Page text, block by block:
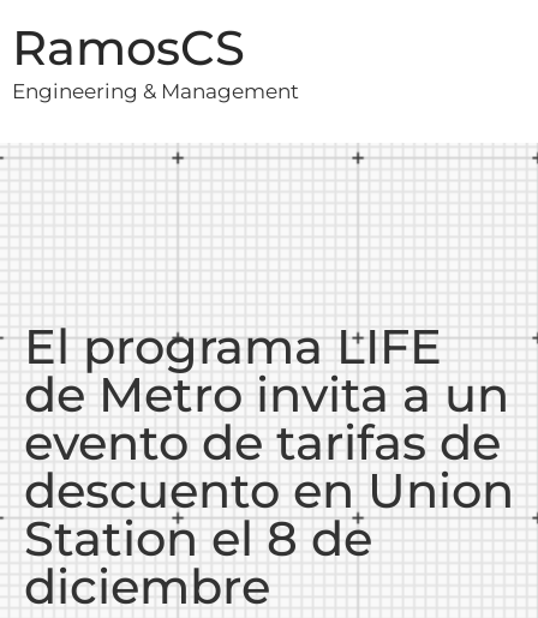
RamosCS
Engineering & Management
El programa LIFE
de Metro invita a un
evento de tarifas de
descuento en Union
Station el 8 de
diciembre